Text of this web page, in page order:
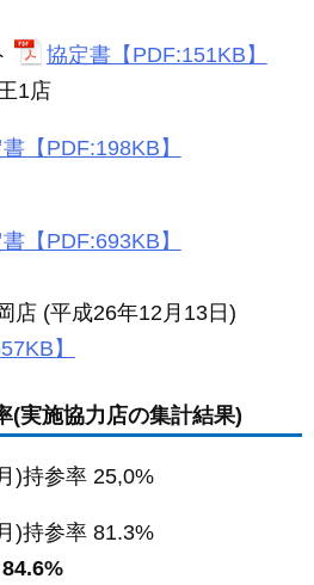
協定書【PDF:151KB】
1店
【PDF:198KB】
【PDF:693KB】
店 (平成26年12月13日)
】
(実施協力店の集計結果)
)持参率 25,0%
)持参率 81.3%